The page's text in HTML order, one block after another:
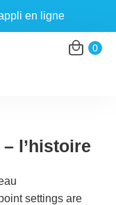
en ligne
0
l’histoire
settings are